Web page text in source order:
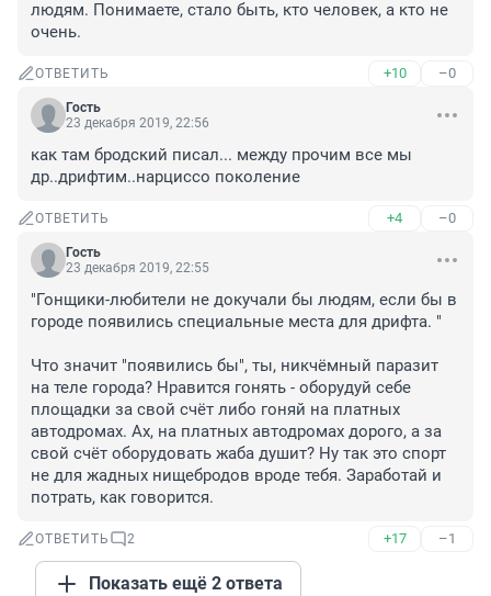
людям. Понимаете, стало быть, кто человек, а кто не
очень.
ОТВЕТИТЬ +10 –0
Гость
23 декабря 2019, 22:56
как там бродский писал... между прочим все мы
др..дрифтим..нарциссо поколение
ОТВЕТИТЬ +4 –0
Гость
23 декабря 2019, 22:55
"Гонщики-любители не докучали бы людям, если бы в
городе появились специальные места для дрифта. "
Что значит "появились бы", ты, никчёмный паразит
на теле города? Нравится гонять - оборудуй себе
площадки за свой счёт либо гоняй на платных
автодромах. Ах, на платных автодромах дорого, а за
свой счёт оборудовать жаба душит? Ну так это спорт
не для жадных нищебродов вроде тебя. Заработай и
потрать, как говорится.
ОТВЕТИТЬ 2 +17 –1
Показать ещё 2 ответа